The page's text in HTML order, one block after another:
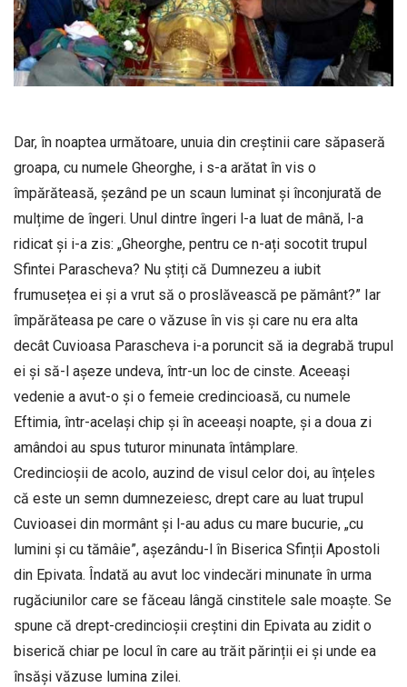
Dar, în noaptea următoare, unuia din creștinii care săpaseră
groapa, cu numele Gheorghe, i s-a arătat în vis o
împărăteasă, șezând pe un scaun luminat și înconjurată de
mulțime de îngeri. Unul dintre îngeri l-a luat de mână, l-a
ridicat și i-a zis: „Gheorghe, pentru ce n-ați socotit trupul
Sfintei Parascheva? Nu știți că Dumnezeu a iubit
frumusețea ei și a vrut să o proslăvească pe pământ?” Iar
împărăteasa pe care o văzuse în vis și care nu era alta
decât Cuvioasa Parascheva i-a poruncit să ia degrabă trupul
ei și să-l așeze undeva, într-un loc de cinste. Aceeași
vedenie a avut-o și o femeie credincioasă, cu numele
Eftimia, într-același chip și în aceeași noapte, și a doua zi
amândoi au spus tuturor minunata întâmplare.
Credincioșii de acolo, auzind de visul celor doi, au înțeles
că este un semn dumnezeiesc, drept care au luat trupul
Cuvioasei din mormânt și l-au adus cu mare bucurie, „cu
lumini și cu tămâie”, așezându-l în Biserica Sfinții Apostoli
din Epivata. Îndată au avut loc vindecări minunate în urma
rugăciunilor care se făceau lângă cinstitele sale moaște. Se
spune că drept-credincioșii creștini din Epivata au zidit o
biserică chiar pe locul în care au trăit părinții ei și unde ea
însăși văzuse lumina zilei.